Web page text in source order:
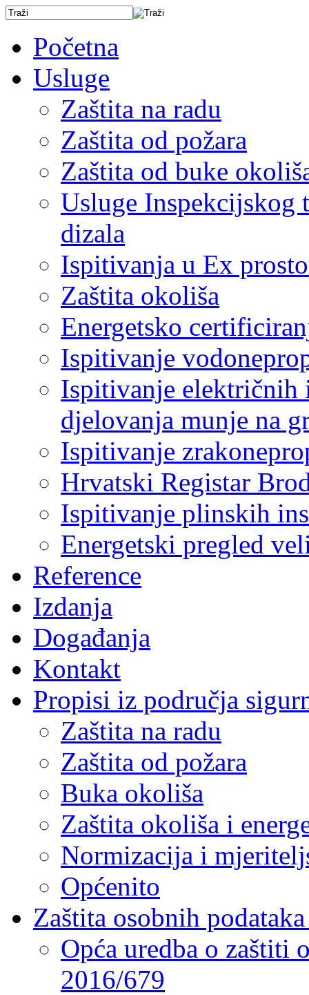
Početna
Usluge
Zaštita na radu
Zaštita od požara
Zaštita od buke
Usluge Inspekcijskog
dizala
Ispitivanja u Ex
Zaštita okoliša
Energetsko
Ispitivanje
Ispitivanje električnih
djelovanja munje na
Ispitivanje
Hrvatski Registar
Ispitivanje plinskih
Energetski pregled
Reference
Izdanja
Događanja
Kontakt
Propisi iz područja
Zaštita na radu
Zaštita od požara
Buka okoliša
Zaštita okoliša i
Normizacija i
Općenito
Zaštita osobnih
Opća uredba o zaštiti
2016/679